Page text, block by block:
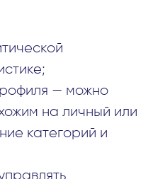
— можно
на личный или
категорий и